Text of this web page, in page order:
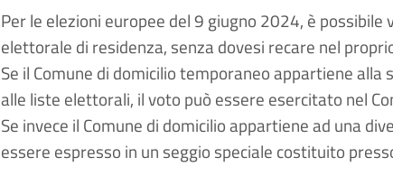
Per le elezioni europee del 9 giugno 2024, è
elettorale di residenza, senza dovesi recare nel
Se il Comune di domicilio temporaneo appartiene alla
alle liste elettorali, il voto può essere esercitato nel
Se invece il Comune di domicilio appartiene ad una
essere espresso in un seggio speciale costituito